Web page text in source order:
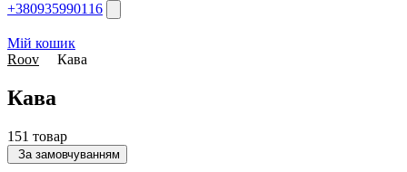
+380935990116
Мій кошик
Roov
Кава
Кава
151 товар
За замовчуванням